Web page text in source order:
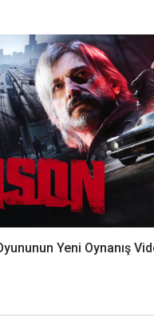
Yeni Oynanış